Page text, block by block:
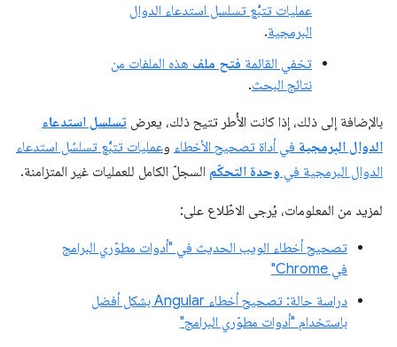
عمليات تتبُّع تسلسل استدعاء الدوال
البرمجية.
تخفي القائمة فتح ملف هذه الملفات من
نتائج البحث.
بالإضافة إلى ذلك، إذا كانت الأُطر تتيح ذلك، يعرض تسلسل استدعاء
الدوال البرمجية في أداة تصحيح الأخطاء وعمليات تتبُّع تسلسُل استدعاء
الدوال البرمجية في وحدة التحكّم السجلّ الكامل للعمليات غير المتزامنة.
لمزيد من المعلومات، يُرجى الاطّلاع على:
تصحيح أخطاء الويب الحديث في "أدوات مطوّري البرامج
في Chrome"
دراسة حالة: تصحيح أخطاء Angular بشكل أفضل
باستخدام "أدوات مطوّري البرامج"